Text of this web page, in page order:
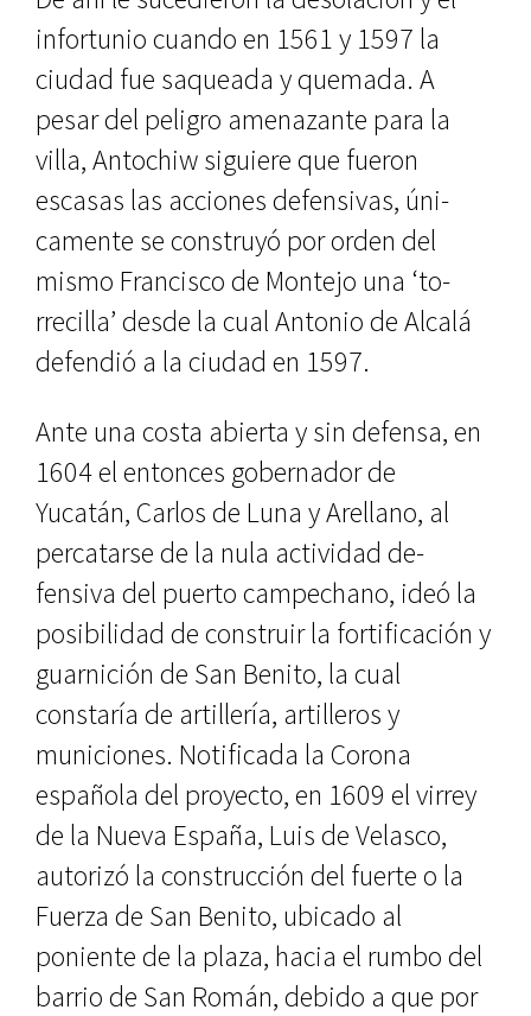
infortunio cuando en 1561 y 1597 la
ciudad fue saqueada y quemada. A
pesar del peligro amenazante para la
villa, Antochiw siguiere que fueron
escasas las acciones defensivas, úni­
camente se construyó por orden del
mismo Francisco de Montejo una ‘to­
rrecilla’ desde la cual Antonio de Al­calá
defendió a la ciudad en 1597.
Ante una costa abierta y sin defen­sa, en
1604 el entonces gobernador de
Yucatán, Carlos de Luna y Arellano, al
percatarse de la nula actividad de­
fensiva del puerto campechano, ideó la
posibilidad de construir la fortifi­cación y
guarnición de San Benito, la cual
constaría de artillería, artilleros y
municiones. Notificada la Corona
española del proyecto, en 1609 el vi­rrey
de la Nueva España, Luis de Ve­lasco,
autorizó la construcción del fuerte o la
Fuerza de San Benito, ubi­cado al
poniente de la plaza, hacia el rumbo del
barrio de San Román, de­bido a que por